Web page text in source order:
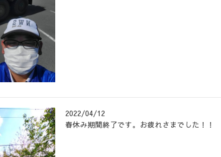
2022/04/12
春休み期間終了です。お疲れさまでした！！